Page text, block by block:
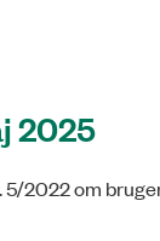
2025
2022 om